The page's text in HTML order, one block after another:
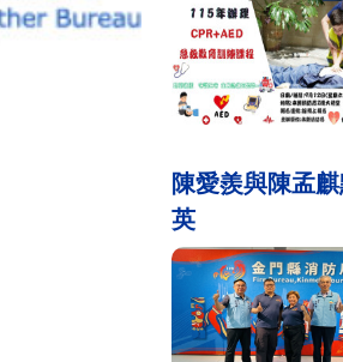
陳愛羨與陳孟
英